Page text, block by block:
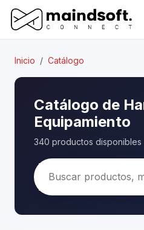
Inicio Catálogo
Catálogo de
Equipamiento
340 productos disponibles